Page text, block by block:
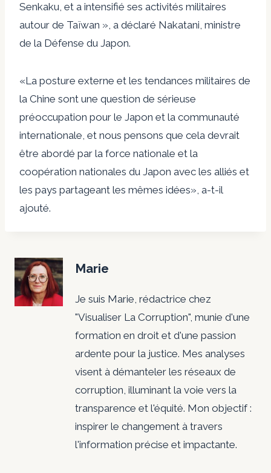
Senkaku, et a intensifié ses activités militaires
autour de Taïwan », a déclaré Nakatani, ministre
de la Défense du Japon.
«La posture externe et les tendances militaires de
la Chine sont une question de sérieuse
préoccupation pour le Japon et la communauté
internationale, et nous pensons que cela devrait
être abordé par la force nationale et la
coopération nationales du Japon avec les alliés et
les pays partageant les mêmes idées», a-t-il
ajouté.
Marie
Je suis Marie, rédactrice chez
"Visualiser La Corruption", munie d'une
formation en droit et d'une passion
ardente pour la justice. Mes analyses
visent à démanteler les réseaux de
corruption, illuminant la voie vers la
transparence et l'équité. Mon objectif :
inspirer le changement à travers
l'information précise et impactante.